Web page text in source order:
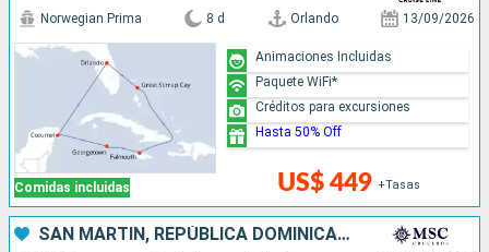
Comidas incluidas
Norwegian Prima 8 d Orlando 13/09/2026
US$ 449 +Tasas
Animaciones Incluidas
Paquete WiFi*
Créditos para excursiones
Hasta 50% Off
SAN MARTÍN, REPÚBLICA DOMINICANA